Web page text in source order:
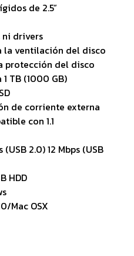
de 2.5”
ni drivers
la ventilación del disco
protección del disco
TB (1000 GB)
de corriente externa
con 1.1
2.0) 12 Mbps (USB
HDD
Mac OSX